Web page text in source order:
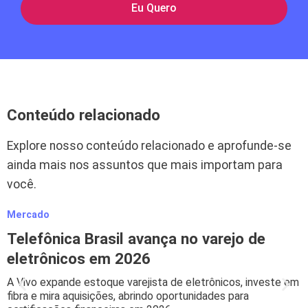
Eu Quero
Conteúdo relacionado
Explore nosso conteúdo relacionado e aprofunde-se
ainda mais nos assuntos que mais importam para
você.
Mercado
Telefônica Brasil avança no varejo de
eletrônicos em 2026
A Vivo expande estoque varejista de eletrônicos, investe em
fibra e mira aquisições, abrindo oportunidades para